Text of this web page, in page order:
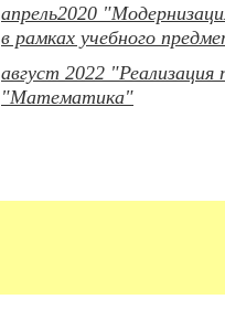
апрель2020
в рамках учебного
август 2022
"Математика"